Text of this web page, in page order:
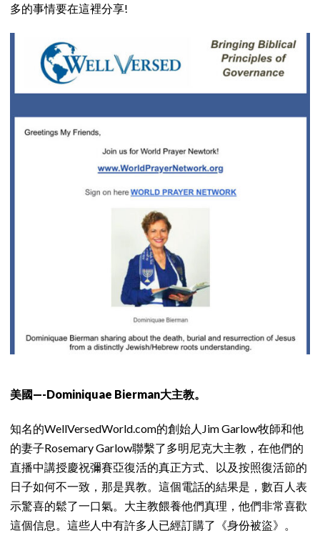
多的事情要在這裡分享!
美國—-Dominiquae Bierman大主教。
知名的WellVersedWorld.com的創始人Jim Garlow牧師和他
的妻子Rosemary Garlow聯繫了多明尼克大主教，在他們的
直播中講授慶祝彌賽亞復活的真正方式、以及按照復活節的
日子如何不一致，那是異教。這個電話的結果是，數百人表
示驚喜的鬆了一口氣。大主教餵養他們真理，他們非常喜歡
這個信息。這些人中有許多人已經訂購了《身份被盜》。